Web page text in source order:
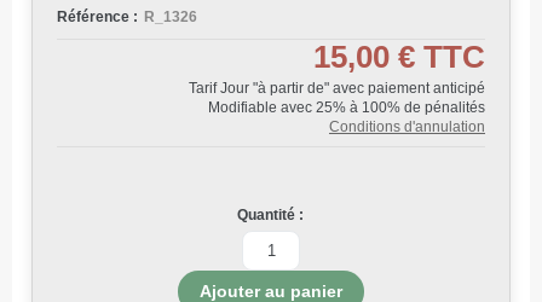
Référence : R_1326
15,00 € TTC
Tarif Jour "à partir de" avec paiement anticipé
Modifiable avec 25% à 100% de pénalités
Conditions d'annulation
Quantité :